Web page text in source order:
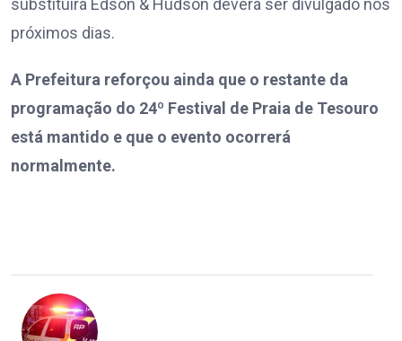
substituirá Edson & Hudson deverá ser divulgado nos
próximos dias.
A Prefeitura reforçou ainda que o restante da
programação do 24º Festival de Praia de Tesouro
está mantido e que o evento ocorrerá
normalmente.